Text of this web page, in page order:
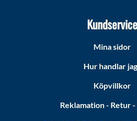
Kundservice
Mina sidor
Hur handlar
Köpvillkor
Reklamation - Retur